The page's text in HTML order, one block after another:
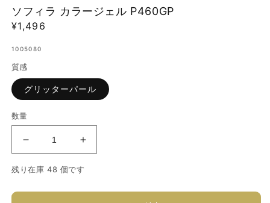
ソフィラ カラージェル P460GP
通
価
格
¥1,496
1005080
質感
グリッターパール
数量
ィ
ラ
ソ
ラ
残り在庫 48 個です